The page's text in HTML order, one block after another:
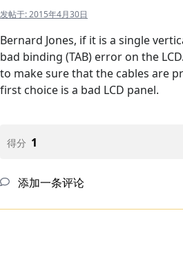
发帖于:2015年4月30日
Bernard Jones, if it is a single
bad binding (TAB) error on the
to make sure that the cables are
first choice is a bad LCD panel.
得分 1
添加一条评论